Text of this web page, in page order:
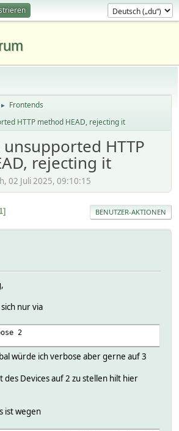
► Frontends
HTTP method HEAD, rejecting it
unsupported HTTP
rejecting it
02 Juli 2025, 09:10:15
BENUTZER-AKTIONEN
nur via
2
würde ich verbose aber gerne auf 3
des Devices auf 2 zu stellen hilt hier
ist wegen